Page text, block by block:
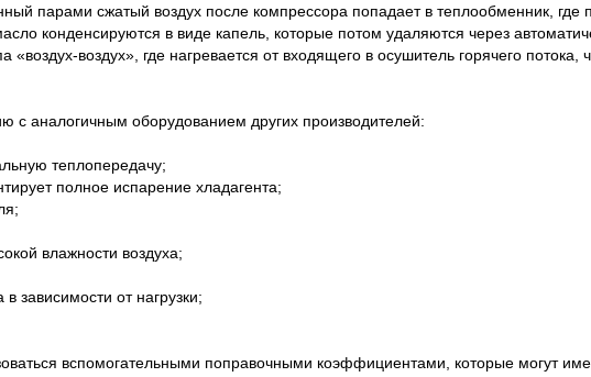
парами сжатый воздух после компрессора попадает в теплообменник, где
конденсируются в виде капель, которые потом удаляются через
воздух», где нагревается от входящего в осушитель горячего потока,
аналогичным оборудованием других производителей:
теплопередачу;
полное испарение хладагента;
влажности воздуха;
от нагрузки;
вспомогательными поправочными коэффициентами, которые могут